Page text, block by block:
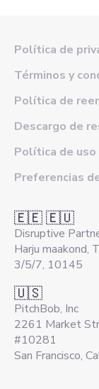
Política de
Términos y
Política de
Descargo de
Política de uso
Preferencias
🇪🇪 🇪🇺
Disruptive
Harju maakond,
3/5/7, 10145
🇺🇸
PitchBob, Inc
2261 Market
#10281
San Francisco,